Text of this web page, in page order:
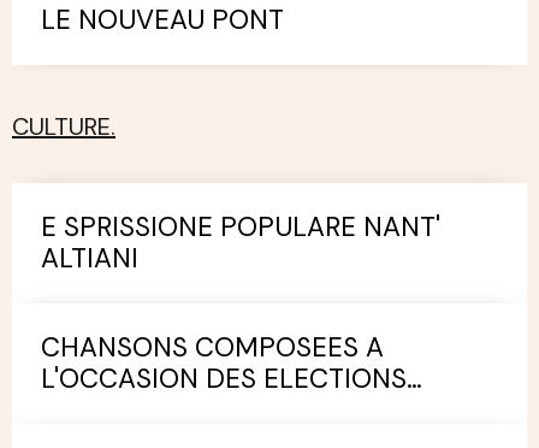
LE NOUVEAU PONT
CULTURE.
E SPRISSIONE POPULARE NANT'
ALTIANI
CHANSONS COMPOSEES A
L'OCCASION DES ELECTIONS